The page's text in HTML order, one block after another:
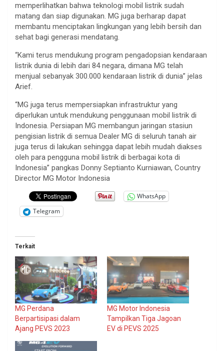
memperlihatkan bahwa teknologi mobil listrik sudah
matang dan siap digunakan. MG juga berharap dapat
membantu menciptakan lingkungan yang lebih bersih dan
sehat bagi generasi mendatang.
“Kami terus mendukung program pengadopsian kendaraan
listrik dunia di lebih dari 84 negara, dimana MG telah
menjual sebanyak 300.000 kendaraan listrik di dunia” jelas
Arief.
“MG juga terus mempersiapkan infrastruktur yang
diperlukan untuk mendukung penggunaan mobil listrik di
Indonesia. Persiapan MG membangun jaringan stasiun
pengisian listrik di semua Dealer MG di seluruh tanah air
juga terus di lakukan sehingga dapat lebih mudah diakses
oleh para pengguna mobil listrik di berbagai kota di
Indonesia” pangkas Donny Septianto Kurniawan, Country
Director MG Motor Indonesia
WhatsApp
Telegram
Terkait
MG Perdana
Berpartisipasi dalam
Ajang PEVS 2023
MG Motor Indonesia
Tampilkan Tiga Jagoan
EV di PEVS 2025